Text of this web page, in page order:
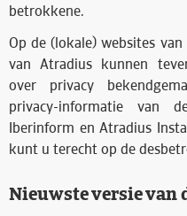
betrokkene.
Op de (lokale) websites
van Atradius kunnen
over privacy
privacy-informatie van
Iberinform en Atradius
kunt u terecht op de
Nieuwste versie